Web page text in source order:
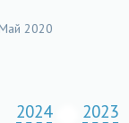
2020
2024 2023